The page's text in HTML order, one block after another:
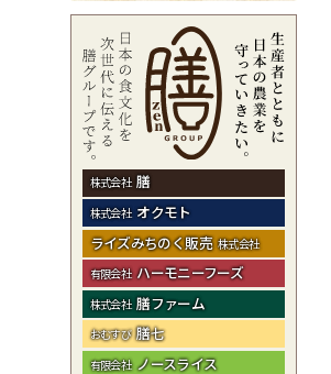
株式会社 膳
株式会社 オクモト
ライズみちのく販売 株式会社
有限会社 ハーモニーフーズ
株式会社 膳ファーム
おむすび 膳七
有限会社 ノースライス